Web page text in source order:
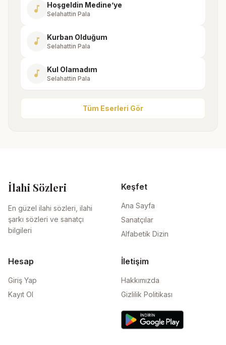
music_note Hoşgeldin Medine’ye
Selahattin Pala
music_note Kurban Olduğum
Selahattin Pala
music_note Kul Olamadım
Selahattin Pala
Tüm Eserleri Gör
İlahi Sözleri
En güzel ilahi sözleri, ilahi
şarkı sözleri ve sanatçı
bilgileri
Keşfet
Ana Sayfa
Sanatçılar
Alfabetik Dizin
Hesap
Giriş Yap
Kayıt Ol
İletişim
Hakkımızda
Gizlilik Politikası